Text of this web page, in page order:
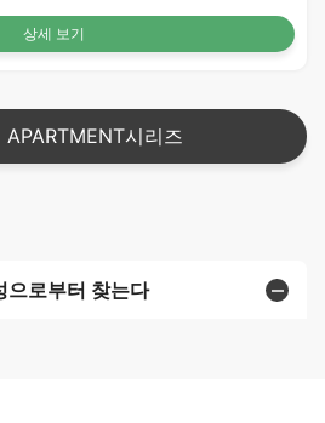
상세 보기
APARTMENT시리즈
으로부터 찾는다